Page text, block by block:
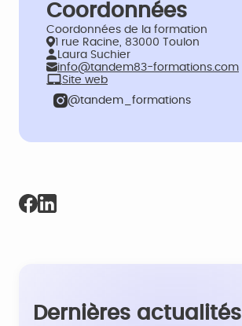
Coordonnées
Coordonnées de la formation
1 rue Racine, 83000 Toulon
Laura Suchier
info@tandem83-formations.com
Site web
@tandem_formations
Dernières actualités